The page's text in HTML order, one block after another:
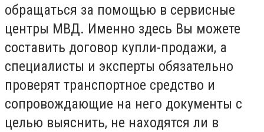
обращаться за помощью в сервисные
центры МВД. Именно здесь Вы можете
составить договор купли-продажи, а
специалисты и эксперты обязательно
проверят транспортное средство и
сопровождающие на него документы с
целью выяснить, не находятся ли в